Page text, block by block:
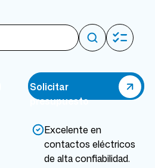
Excelente en
contactos eléctricos
de alta confiabilidad.
Solicitar
presupuesto